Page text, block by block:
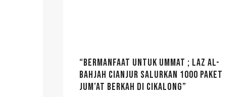
“BERMANFAAT UNTUK UMMAT ; LAZ AL-
BAHJAH CIANJUR SALURKAN 1000 PAKET
JUM’AT BERKAH DI CIKALONG”